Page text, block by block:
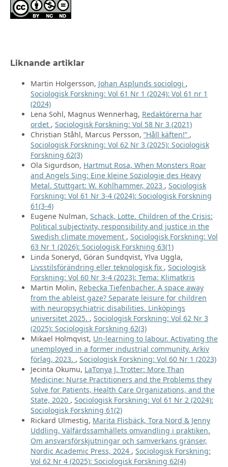
Liknande artiklar
Martin Holgersson, Johan Asplunds sociologi ,
Sociologisk Forskning: Vol 61 Nr 1 (2024): Vol 61 nr 1
(2024)
Lena Sohl, Magnus Wennerhag, Redaktörerna har
ordet , Sociologisk Forskning: Vol 58 Nr 3 (2021)
Christian Ståhl, Marcus Persson, ”Håll käften!” ,
Sociologisk Forskning: Vol 62 Nr 3 (2025): Sociologisk
Forskning 62(3)
Ola Sigurdson, Hartmut Rosa, When Monsters Roar
and Angels Sing: Eine kleine Soziologie des Heavy
Metal. Stuttgart: W. Kohlhammer, 2023 , Sociologisk
Forskning: Vol 61 Nr 3-4 (2024): Sociologisk Forskning
61(3-4)
Eugene Nulman, Schack, Lotte. Children of the Crisis:
Political subjectivity, responsibility and justice in the
Swedish climate movement , Sociologisk Forskning: Vol
63 Nr 1 (2026): Sociologisk Forskning 63(1)
Linda Soneryd, Göran Sundqvist, Ylva Uggla,
Livsstilsförändring eller teknologisk fix , Sociologisk
Forskning: Vol 60 Nr 3-4 (2023): Tema: Klimatkris
Martin Molin, Rebecka Tiefenbacher. A space away
from the ableist gaze? Separate leisure for children
with neuropsychiatric disabilities. Linköpings
universitet 2025. , Sociologisk Forskning: Vol 62 Nr 3
(2025): Sociologisk Forskning 62(3)
Mikael Holmqvist, Un-learning to labour. Activating the
unemployed in a former industrial community. Arkiv
förlag, 2023. , Sociologisk Forskning: Vol 60 Nr 1 (2023)
Jecinta Okumu, LaTonya J. Trotter: More Than
Medicine: Nurse Practitioners and the Problems they
Solve for Patients, Health Care Organizations, and the
State, 2020 , Sociologisk Forskning: Vol 61 Nr 2 (2024):
Sociologisk Forskning 61(2)
Rickard Ulmestig, Marita Flisbäck, Tora Nord & Jenny
Uddling, Välfärdssamhällets omvandling i praktiken.
Om ansvarsförskjutningar och samverkans gränser,
Nordic Academic Press, 2024 , Sociologisk Forskning:
Vol 62 Nr 4 (2025): Sociologisk Forskning 62(4)